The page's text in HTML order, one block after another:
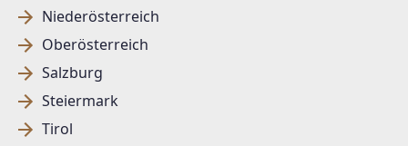
Niederösterreich
Oberösterreich
Salzburg
Steiermark
Tirol